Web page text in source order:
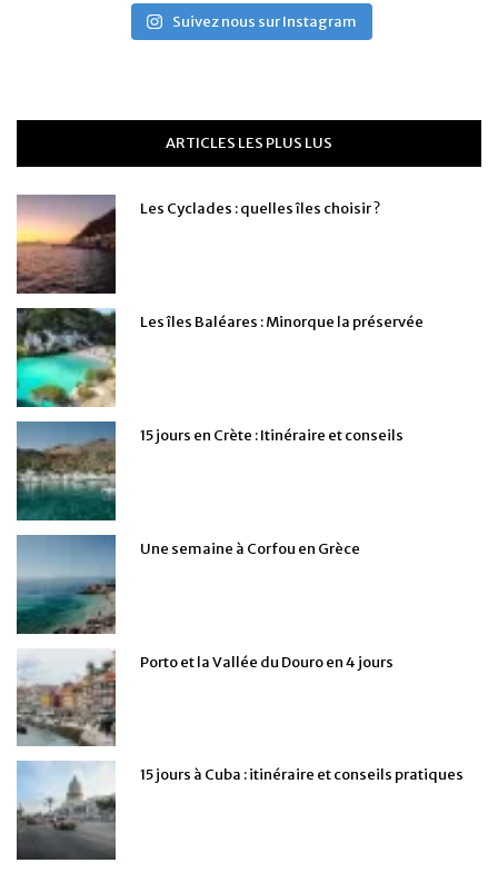
Suivez nous sur Instagram
ARTICLES LES PLUS LUS
Les Cyclades : quelles îles choisir ?
Les îles Baléares : Minorque la préservée
15 jours en Crète : Itinéraire et conseils
Une semaine à Corfou en Grèce
Porto et la Vallée du Douro en 4 jours
15 jours à Cuba : itinéraire et conseils pratiques